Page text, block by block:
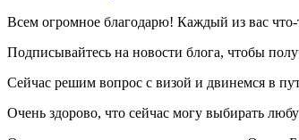
Всем огромное благодарю! Каждый из вас
Подписывайтесь на новости блога, чтобы
Сейчас решим вопрос с визой и двинемся в
Очень здорово, что сейчас могу выбирать